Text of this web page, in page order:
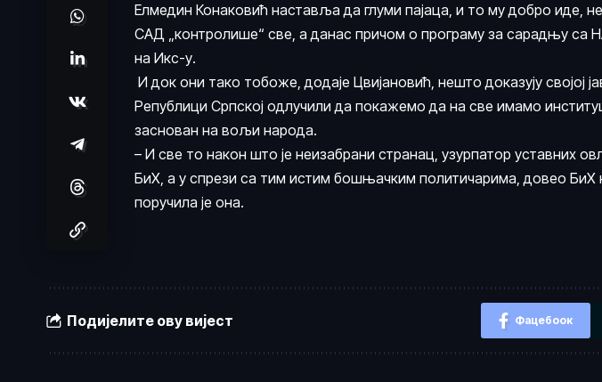
Елмедин Конаковић наставља да глуми пајаца, и то му добро иде,
САД „контролише“ све, а данас причом о програму за сарадњу са
на Икс-у.
И док они тако тобоже, додаје Цвијановић, нешто доказују својој
Републици Српској одлучили да покажемо да на све имамо
заснован на вољи народа.
– И све то након што је неизабрани странац, узурпатор уставних
БиХ, а у спрези са тим истим бошњачким политичарима, довео БиХ
поручила је она.
Подијелите ову вијест Фацебоок